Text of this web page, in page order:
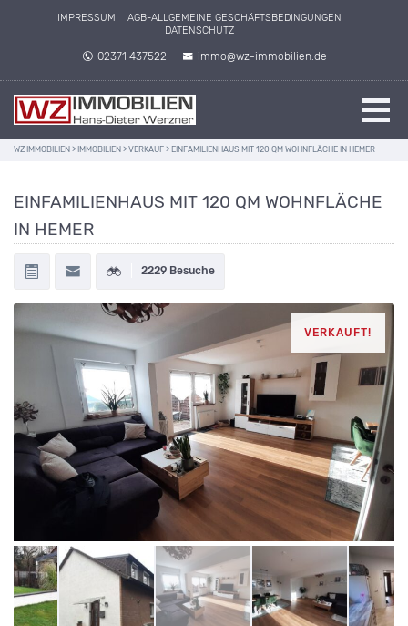
IMPRESSUM
AGB-ALLGEMEINE GESCHÄFTSBEDINGUNGEN
DATENSCHUTZ
02371 437522 immo@wz-immobilien.de
WZ IMMOBILIEN > IMMOBILIEN > VERKAUF > EINFAMILIENHAUS MIT 120 QM WOHNFLÄCHE IN HEMER
EINFAMILIENHAUS MIT 120 QM WOHNFLÄCHE
IN HEMER
2229 Besuche
VERKAUFT!